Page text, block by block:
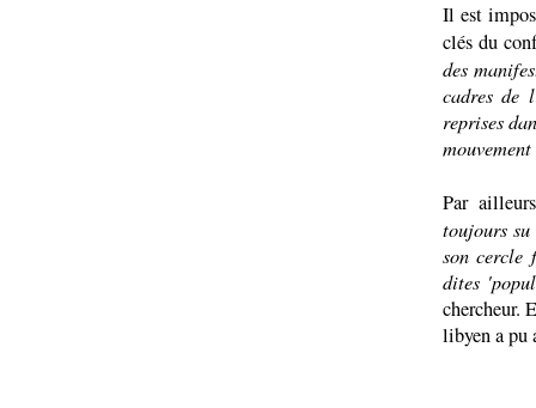
Il est
clés du
des
cadres de
reprises
Par
toujours
son cercle
dites
chercheur.
libyen a pu